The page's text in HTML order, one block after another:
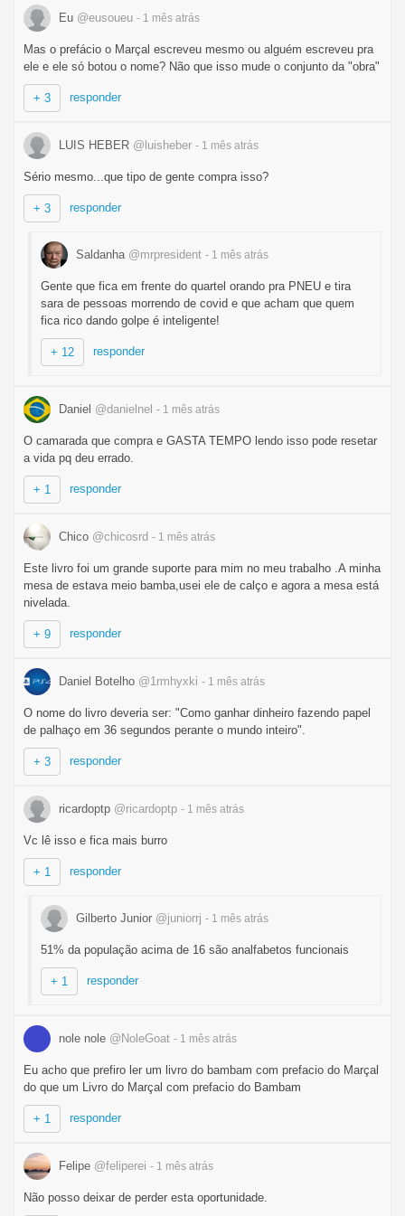
Eu @eusoueu - 1 mês atrás
Mas o prefácio o Marçal escreveu mesmo ou alguém escreveu pra
ele e ele só botou o nome? Não que isso mude o conjunto da "obra"
+ 3 responder
LUIS HEBER @luisheber - 1 mês atrás
Sério mesmo...que tipo de gente compra isso?
+ 3 responder
Saldanha @mrpresident - 1 mês atrás
Gente que fica em frente do quartel orando pra PNEU e tira
sara de pessoas morrendo de covid e que acham que quem
fica rico dando golpe é inteligente!
+ 12 responder
Daniel @danielnel - 1 mês atrás
O camarada que compra e GASTA TEMPO lendo isso pode resetar
a vida pq deu errado.
+ 1 responder
Chico @chicosrd - 1 mês atrás
Este livro foi um grande suporte para mim no meu trabalho .A minha
mesa de estava meio bamba,usei ele de calço e agora a mesa está
nivelada.
+ 9 responder
Daniel Botelho @1rmhyxki - 1 mês atrás
O nome do livro deveria ser: "Como ganhar dinheiro fazendo papel
de palhaço em 36 segundos perante o mundo inteiro".
+ 3 responder
ricardoptp @ricardoptp - 1 mês atrás
Vc lê isso e fica mais burro
+ 1 responder
Gilberto Junior @juniorrj - 1 mês atrás
51% da população acima de 16 são analfabetos funcionais
+ 1 responder
nole nole @NoleGoat - 1 mês atrás
Eu acho que prefiro ler um livro do bambam com prefacio do Marçal
do que um Livro do Marçal com prefacio do Bambam
+ 1 responder
Felipe @feliperei - 1 mês atrás
Não posso deixar de perder esta oportunidade.